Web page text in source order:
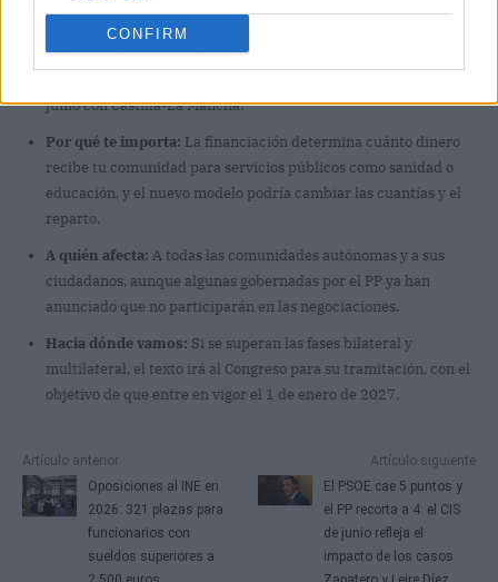
CONFIRM
Qué ha pasado:El Ministerio de Hacienda ha iniciado los
contactos bilaterales para impulsar un nuevo modelo de
junio con Castilla-La Mancha.
Por qué te importa: La financiación determina cuánto dinero
recibe tu comunidad para servicios públicos como sanidad o
educación, y el nuevo modelo podría cambiar las cuantías y el
reparto.
A quién afecta: A todas las comunidades autónomas y a sus
ciudadanos, aunque algunas gobernadas por el PP ya han
anunciado que no participarán en las negociaciones.
Hacia dónde vamos: Si se superan las fases bilateral y
multilateral, el texto irá al Congreso para su tramitación, con el
objetivo de que entre en vigor el 1 de enero de 2027.
Artículo anterior
Oposiciones al INE en
2026: 321 plazas para
funcionarios con
sueldos superiores a
Artículo siguiente
El PSOE cae 5 puntos y
el PP recorta a 4: el CIS
de junio refleja el
impacto de los casos